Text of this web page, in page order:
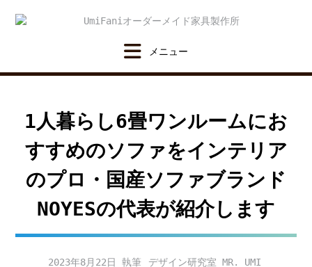
1人暮らし6畳ワンルームにお
すすめのソファをインテリア
のプロ・国産ソファブランド
NOYESの代表が紹介します
2023年8月22日 デザイン研究室 MR. UMI